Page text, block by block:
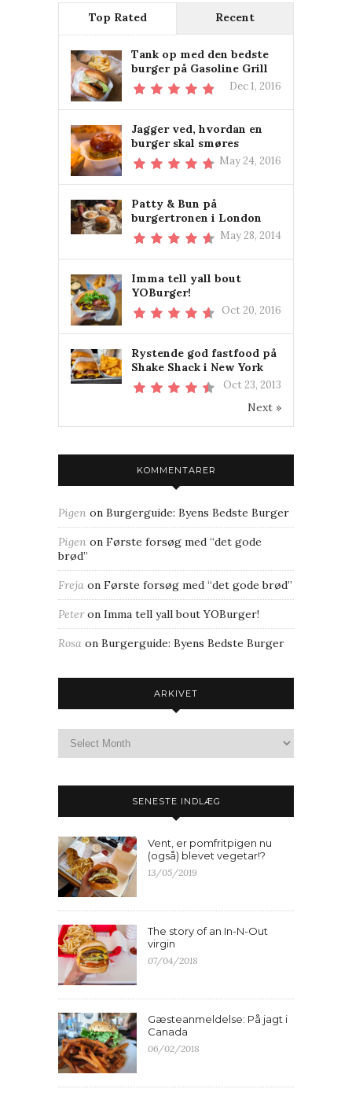
Top Rated Recent
Tank op med den bedste
burger på Gasoline Grill
Dec 1, 2016
Jagger ved, hvordan en
burger skal smøres
May 24, 2016
Patty & Bun på
burgertronen i London
May 28, 2014
Imma tell yall bout
YOBurger!
Oct 20, 2016
Rystende god fastfood på
Shake Shack i New York
Oct 23, 2013
Next »
KOMMENTARER
Pigen on Burgerguide: Byens Bedste Burger
Pigen on Første forsøg med “det gode
brød”
Freja on Første forsøg med “det gode brød”
Peteron Imma tell yall bout YOBurger!
Rosa on Burgerguide: Byens Bedste Burger
ARKIVET
SENESTE INDLÆG
Vent, er pomfritpigen nu
(også) blevet vegetar!?
13/05/2019
The story of an In-N-Out
virgin
07/04/2018
Gæsteanmeldelse: På jagt i
Canada
06/02/2018